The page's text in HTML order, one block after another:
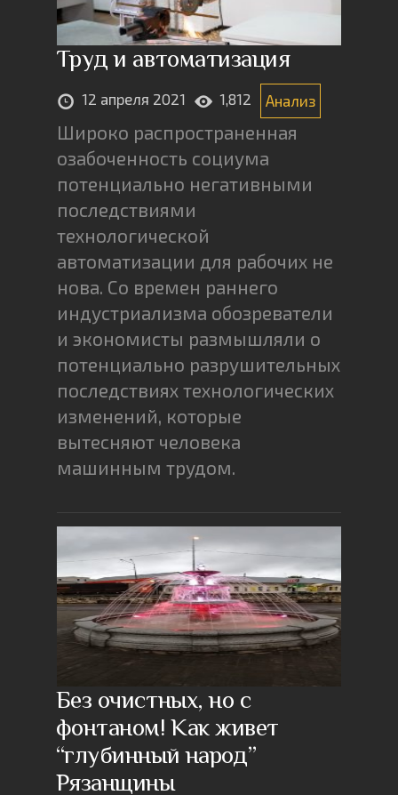
Труд и автоматизация
12 апреля 2021 1,812 Анализ
Широко распространенная
озабоченность социума
потенциально негативными
последствиями
технологической
автоматизации для рабочих не
нова. Со времен раннего
индустриализма обозреватели
и экономисты размышляли о
потенциально разрушительных
последствиях технологических
изменений, которые
вытесняют человека
машинным трудом.
Без очистных, но с
фонтаном! Как живет
“глубинный народ”
Рязанщины